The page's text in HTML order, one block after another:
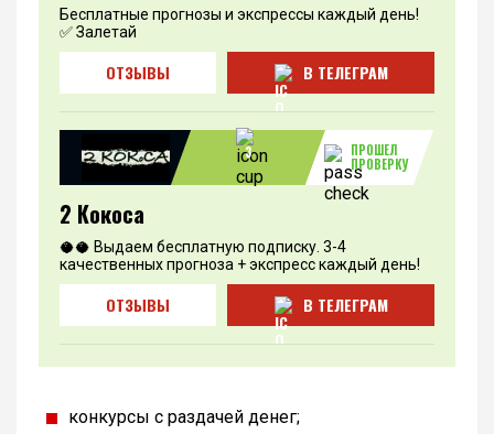
Бесплатные прогнозы и экспрессы каждый день!
✅ Залетай
ОТЗЫВЫ В ТЕЛЕГРАМ
3
ПРОШЕЛ
ПРОВЕРКУ
2 Кокоса
🥥🥥 Выдаем бесплатную подписку. 3-4
качественных прогноза + экспресс каждый день!
ОТЗЫВЫ В ТЕЛЕГРАМ
конкурсы с раздачей денег;